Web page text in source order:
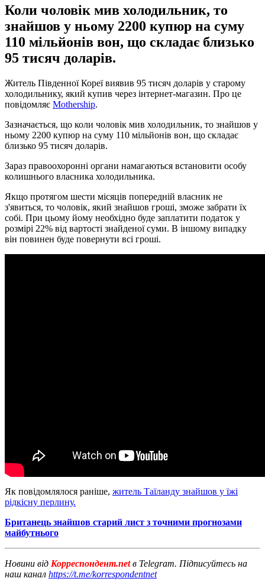
Коли чоловік мив холодильник, то
знайшов у ньому 2200 купюр на суму
110 мільйонів вон, що складає близько
95 тисяч доларів.
Житель Південної Кореї виявив 95 тисяч доларів у старому
холодильнику, який купив через інтернет-магазин. Про це
повідомляє Mothership.
Зазначається, що коли чоловік мив холодильник, то знайшов у
ньому 2200 купюр на суму 110 мільйонів вон, що складає
близько 95 тисяч доларів.
Зараз правоохоронні органи намагаються встановити особу
колишнього власника холодильника.
Якщо протягом шести місяців попередній власник не
з'явиться, то чоловік, який знайшов гроші, зможе забрати їх
собі. При цьому йому необхідно буде заплатити податок у
розмірі 22% від вартості знайденої суми. В іншому випадку
він повинен буде повернути всі гроші.
Як повідомлялося раніше, житель Таїланду знайшов у їжі
рідкісну перлину.
Британець знайшов старий лист з точними прогнозами
майбутнього
Новини від Корреспондент.netв Telegram. Підписуйтесь на
наш канал https://t.me/korrespondentnet